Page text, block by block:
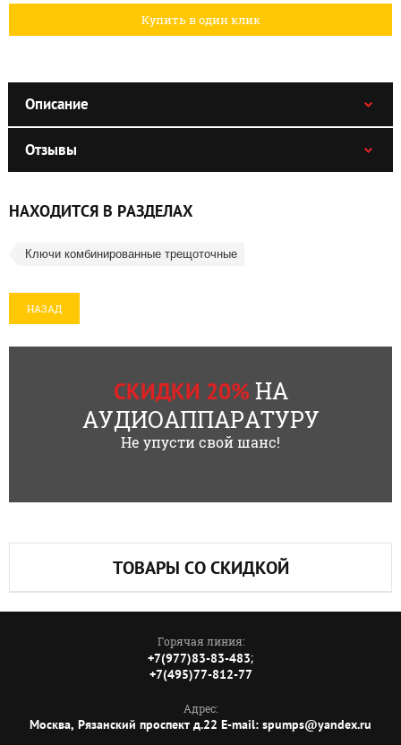
Купить в один клик
Описание
Отзывы
НАХОДИТСЯ В РАЗДЕЛАХ
Ключи комбинированные трещоточные
НАЗАД
СКИДКИ 20%НА
АУДИОАППАРАТУРУ
Не упусти свой шанс!
ТОВАРЫ СО СКИДКОЙ
Горячая линия:
+7(977)83-83-483;
+7(495)77-812-77
Адрес:
Москва, Рязанский проспект д.22 E-mail: spumps@yandex.ru